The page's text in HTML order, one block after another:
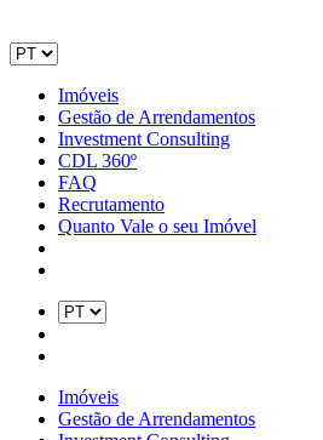
Imóveis
Gestão de Arrendamentos
Investment Consulting
CDL 360º
FAQ
Recrutamento
Quanto Vale o seu Imóvel
Imóveis
Gestão de Arrendamentos